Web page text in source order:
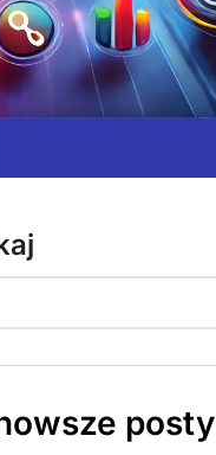
posty